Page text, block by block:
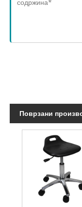
Поврзани